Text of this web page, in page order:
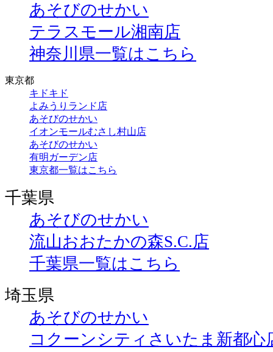
あそびのせかい
テラスモール湘南店
神奈川県一覧はこちら
東京都
キドキド
よみうりランド店
あそびのせかい
イオンモールむさし村山店
あそびのせかい
有明ガーデン店
東京都一覧はこちら
千葉県
あそびのせかい
流山おおたかの森S.C.店
千葉県一覧はこちら
埼玉県
あそびのせかい
コクーンシティさいたま新都心